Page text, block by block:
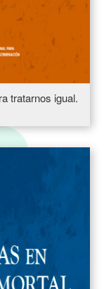
tratarnos igual.